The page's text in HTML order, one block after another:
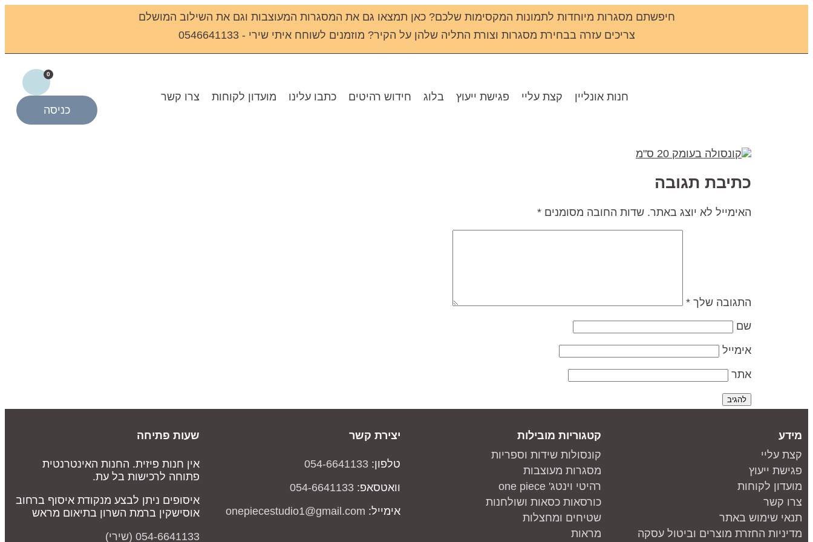
חיפשתם מסגרות מיוחדות לתמונות המקסימות שלכם? כאן תמצאו גם את המסגרות המעוצבות וגם את השילוב המושלם
צריכים עזרה בבחירת מסגרות וצורת התליה שלהן על הקיר? מוזמנים לשוחח איתי שירי - 0546641133
חנות אונליין קצת עליי פגישת ייעוץ בלוג חידוש רהיטים כתבו עלינו מועדון לקוחות צרו קשר
0
כניסה
כתיבת תגובה
האימייל לא יוצג באתר. שדות החובה מסומנים *
התגובה שלך *
שם
אימייל
אתר
מידע
קצת עליי
פגישת ייעוץ
מועדון לקוחות
צרו קשר
תנאי שימוש באתר
מדיניות החזרת מוצרים וביטול עסקה
קטגוריות מובילות
קונסולות שידות וספריות
מסגרות מעוצבות
רהיטי וינטג' one piece
כורסאות כסאות ושולחנות
שטיחים ומחצלות
מראות
יצירת קשר
טלפון: 054-6641133
וואטסאפ: 054-6641133
אימייל: onepiecestudio1@gmail.com
שעות פתיחה
אין חנות פיזית. החנות האינטרנטית
פתוחה לרכישות בל עת.
איסופים ניתן לבצע מנקודת איסוף ברחוב
אוסישקין ברמת השרון בתיאום מראש
054-6641133 (שירי)